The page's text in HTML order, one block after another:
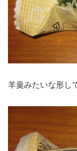
羊羹みたいな形し